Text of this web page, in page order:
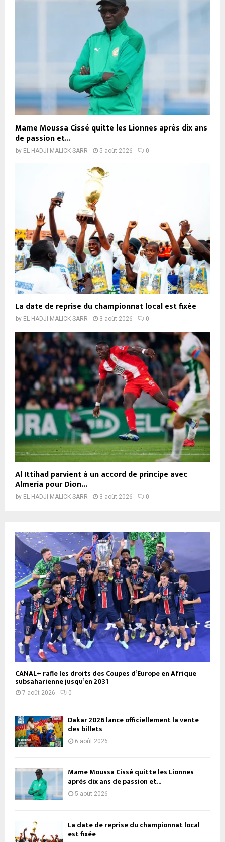
Mame Moussa Cissé quitte les Lionnes après dix ans
de passion et...
by EL HADJI MALICK SARR 5 août 2026 0
La date de reprise du championnat local est fixée
by EL HADJI MALICK SARR 3 août 2026 0
Al Ittihad parvient à un accord de principe avec
Almería pour Dion...
by EL HADJI MALICK SARR 3 août 2026 0
CANAL+ rafle les droits des Coupes d’Europe en Afrique
subsaharienne jusqu’en 2031
7 août 2026 0
Dakar 2026 lance officiellement la vente
des billets
6 août 2026
Mame Moussa Cissé quitte les Lionnes
après dix ans de passion et...
5 août 2026
La date de reprise du championnat local
est fixée